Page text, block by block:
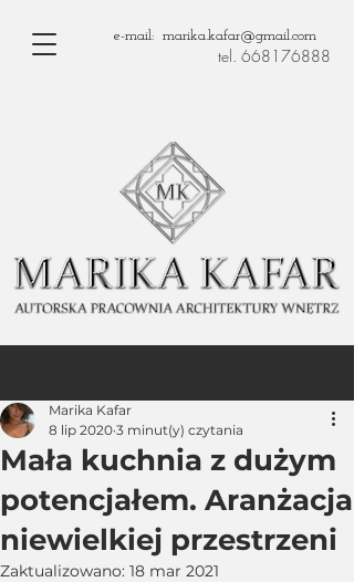
e-mail: marika.kafar@gmail.com
tel. 668176888
Mała kuchnia z dużym
potencjałem. Aranżacja
niewielkiej przestrzeni
Marika Kafar
8 lip 2020 3 minut(y) czytania
Zaktualizowano: 18 mar 2021